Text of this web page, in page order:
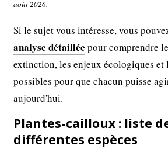
août 2026.
Si le sujet vous intéresse, vous
analyse détaillée pour comprendre
extinction, les enjeux écologiques et
possibles pour que chacun puisse
aujourd'hui.
Plantes-cailloux : liste
différentes espèces